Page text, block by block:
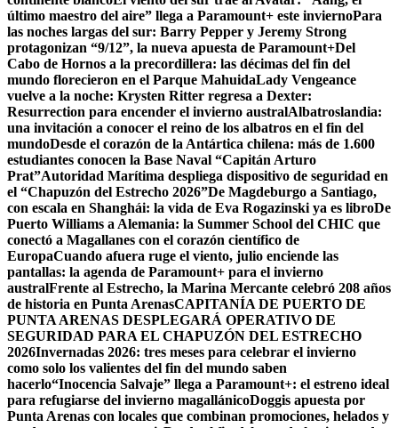
último maestro del aire” llega a Paramount+ este inviernoPara
las noches largas del sur: Barry Pepper y Jeremy Strong
protagonizan “9/12”, la nueva apuesta de Paramount+Del
Cabo de Hornos a la precordillera: las décimas del fin del
mundo florecieron en el Parque MahuidaLady Vengeance
vuelve a la noche: Krysten Ritter regresa a Dexter:
Resurrection para encender el invierno australAlbatroslandia:
una invitación a conocer el reino de los albatros en el fin del
mundoDesde el corazón de la Antártica chilena: más de 1.600
estudiantes conocen la Base Naval “Capitán Arturo
Prat”Autoridad Marítima despliega dispositivo de seguridad en
el “Chapuzón del Estrecho 2026”De Magdeburgo a Santiago,
con escala en Shanghái: la vida de Eva Rogazinski ya es libroDe
Puerto Williams a Alemania: la Summer School del CHIC que
conectó a Magallanes con el corazón científico de
EuropaCuando afuera ruge el viento, julio enciende las
pantallas: la agenda de Paramount+ para el invierno
australFrente al Estrecho, la Marina Mercante celebró 208 años
de historia en Punta ArenasCAPITANÍA DE PUERTO DE
PUNTA ARENAS DESPLEGARÁ OPERATIVO DE
SEGURIDAD PARA EL CHAPUZÓN DEL ESTRECHO
2026Invernadas 2026: tres meses para celebrar el invierno
como solo los valientes del fin del mundo saben
hacerlo“Inocencia Salvaje” llega a Paramount+: el estreno ideal
para refugiarse del invierno magallánicoDoggis apuesta por
Punta Arenas con locales que combinan promociones, helados y